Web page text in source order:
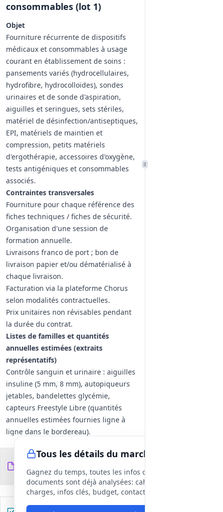
consommables (lot 1)
Objet
Fourniture récurrente de dispositifs
médicaux et consommables à usage
courant en établissement de soins :
pansements variés (hydrocellulaires,
hydrofibre, hydrocolloïdes), sondes
urinaires et de sonde d'aspiration,
aiguilles et seringues, sets stériles,
matériel de désinfection/antiseptiques,
EPI, matériels de maintien et
compression, petits matériels
d'ergothérapie, accessoires d'oxygène,
tests antigéniques et consommables
associés.
Contraintes transversales
Fourniture pour chaque référence des
fiches techniques / fiches de sécurité.
Organisation d'une session de
formation annuelle.
Livraisons franco de port ; bon de
livraison papier et/ou dématérialisé à
chaque livraison.
Facturation via la plateforme Chorus
selon modalités contractuelles.
Prix unitaires non révisables pendant
la durée du contrat.
Listes de familles et quantités
annuelles estimées (extraits
représentatifs)
Contrôle sanguin et urinaire : aiguilles
insuline (5 mm, 8 mm), autopiqueurs
jetables, bandelettes glycémie,
capteurs Freestyle Libre (quantités
annuelles estimées fournies ligne à
ligne dans le bordereau).
buccale/trachéale, poches pour
aspirateur.
Sondes/poches/étuis : sondes de Foley
silicone (CH14, CH16, CH18), poches
urine 2L stériles.
Tous les détails du marché
Gagnez du temps, toutes les infos des
documents sont déjà analysées: cahier des
charges, infos clés, budget, contact, etc
Documents du
DCE
fichiers